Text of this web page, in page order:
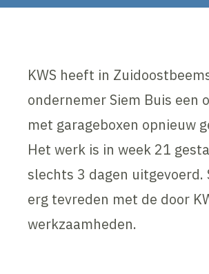
KWS heeft in
ondernemer Siem Buis een
met garageboxen opnieuw
Het werk is in week 21
slechts 3 dagen uitgevoerd.
erg tevreden met de door
werkzaamheden.